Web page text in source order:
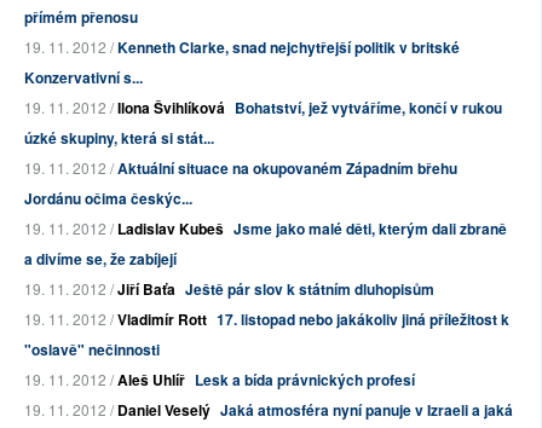
přímém přenosu
19. 11. 2012 /Kenneth Clarke, snad nejchytřejší politik v britské
Konzervativní s...
19. 11. 2012 /Ilona Švihlíková Bohatství, jež vytváříme, končí v rukou
úzké skupiny, která si stát...
19. 11. 2012 /Aktuální situace na okupovaném Západním břehu
Jordánu očima českýc...
19. 11. 2012 /Ladislav Kubeš Jsme jako malé děti, kterým dali zbraně
a divíme se, že zabíjejí
19. 11. 2012 /Jiří Baťa Ještě pár slov k státním dluhopisům
19. 11. 2012 /Vladimír Rott 17. listopad nebo jakákoliv jiná příležitost k
"oslavě" nečinnosti
19. 11. 2012 /Aleš Uhlíř Lesk a bída právnických profesí
19. 11. 2012 /Daniel Veselý Jaká atmosféra nyní panuje v Izraeli a jaká